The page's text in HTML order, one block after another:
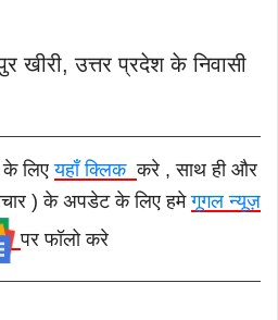
खीरी, उत्तर प्रदेश के निवासी
लिएयहाँ क्लिककरे , साथ ही और
) के अपडेट के लिए हमेगूगल न्यूज़
पर फॉलो करे